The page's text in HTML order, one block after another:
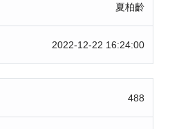
夏柏齡
2022-12-22 16:24:00
488